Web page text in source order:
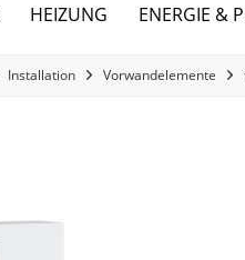
HEIZUNG ENERGIE &
Installation Vorwandelemente